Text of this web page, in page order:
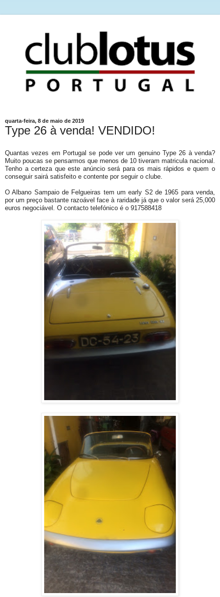
quarta-feira, 8 de maio de 2019
Type 26 à venda! VENDIDO!
Quantas vezes em Portugal se pode ver um genuino Type 26 à venda?
Muito poucas se pensarmos que menos de 10 tiveram matricula nacional.
Tenho a certeza que este anúncio será para os mais rápidos e quem o
conseguir sairá satisfeito e contente por seguir o clube.
O Albano Sampaio de Felgueiras tem um early S2 de 1965 para venda,
por um preço bastante razoável face à raridade já que o valor será 25,000
euros negociável. O contacto telefónico é o 917588418